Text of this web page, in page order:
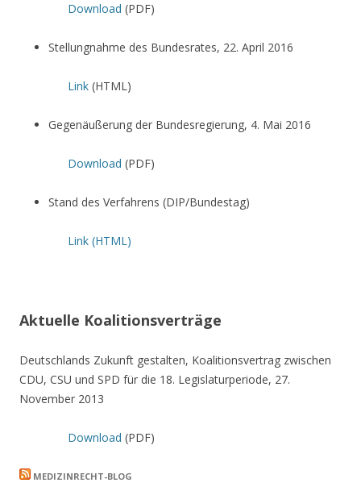
Download (PDF)
Stellungnahme des Bundesrates, 22. April 2016
Link (HTML)
Gegenäußerung der Bundesregierung, 4. Mai 2016
Download (PDF)
Stand des Verfahrens (DIP/Bundestag)
Link (HTML)
Aktuelle Koalitionsverträge
Deutschlands Zukunft gestalten, Koalitionsvertrag zwischen
CDU, CSU und SPD für die 18. Legislaturperiode, 27.
November 2013
Download (PDF)
MEDIZINRECHT-BLOG